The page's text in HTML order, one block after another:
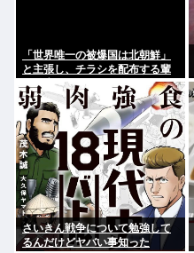
「世界唯一の被爆国は北朝鮮」
と主張し、チラシを配布する輩
が発生
さいきん戦争について勉強して
るんだけどヤバい事知った